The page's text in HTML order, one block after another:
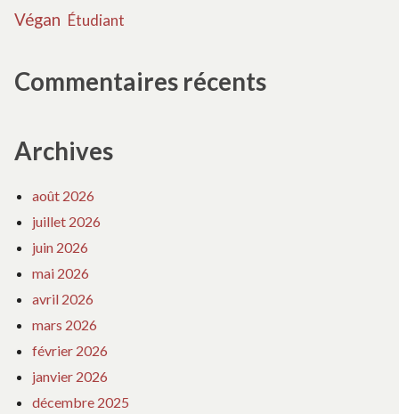
Végan Étudiant
Commentaires récents
Archives
août 2026
juillet 2026
juin 2026
mai 2026
avril 2026
mars 2026
février 2026
janvier 2026
décembre 2025